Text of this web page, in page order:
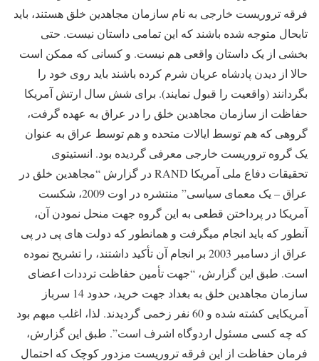
فرقه تروریست خارجی به نام سازمان مجاهدین خلق هستند، باید
تابحال متوجه شده باشند که این تمامی داستان نیست. حتی
بخشی از یک داستان واقعی هم نیست. و کسانی که ممکن است
حالا از دیدن پادشاه عریان شرم کرده باشند باید روی خود را
بگردانند (واقعیت را قبول نمایند). برای شش سال ارتش آمریکا
حفاظت از سازمان مجاهدین خلق را در عراق به عهده گرفت،
گروهی که هم توسط ایالات متحده و هم توسط عراق به عنوان
یک گروه تروریست خارجی معرفی گردیده بود. انستیتوی
تحقیقات دفاع ملی آمریکا RAND در گزارش “مجاهدین خلق در
عراق – یک معمای سیاسی” منتشره در اوت 2009، شکست
آمریکا در پرداختن قطعی به این گروه جهت منحل نمودن آن،
آنطور که باید انجام میگرفت و همانطور که دولت های پی در پی
عراق از دسامبر 2003 بر انجام آن تأکید داشتند، را تشریح نموده
است. طبق این گزارش، “جهت تأمین حفاظت ترددات اعضای
سازمان مجاهدین خلق به بغداد جهت خرید، حدود 14 سرباز
آمریکایی کشته شده و 60 نفر زخمی گردیدند. لذا، اغلب مبهم بود
که چه کسی مسئول اردوگاه اشرف است”. طبق این گزارش،
فرمان حفاظت از این فرقه تروریست مزدور کوچک که احتمال